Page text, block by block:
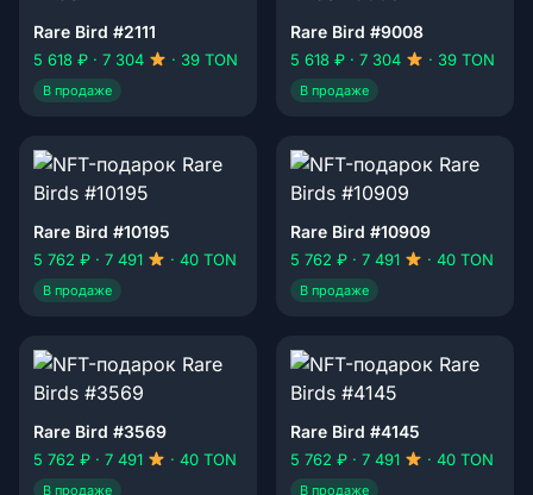
Rare Bird #2111
5 618 ₽ · 7 304 · 39 TON
В продаже
Rare Bird #9008
5 618 ₽ · 7 304 · 39 TON
В продаже
Rare Bird #10195
5 762 ₽ · 7 491 · 40 TON
В продаже
Rare Bird #10909
5 762 ₽ · 7 491 · 40 TON
В продаже
Rare Bird #3569
5 762 ₽ · 7 491 · 40 TON
В продаже
Rare Bird #4145
5 762 ₽ · 7 491 · 40 TON
В продаже